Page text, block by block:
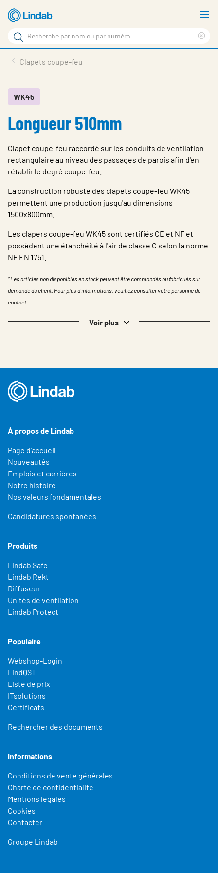
Aller
au
contenu
principal
Rechercher
Rechercher
sur
site
En vedette
À propos de Lindab
Downloads
Identification
Choisir la langue
Switzerland - French
Clapets coupe-feu
WK45
Longueur 510mm
Clapet coupe-feu raccordé sur les conduits de ventilation
rectangulaire au niveau des passages de parois afin d'en
rétablir le degré coupe-feu.
La construction robuste des clapets coupe-feu WK45
permettent une production jusqu'au dimensions
1500x800mm.
Les clapers coupe-feu WK45 sont certifiés CE et NF et
possèdent une étanchéité à l'air de classe C selon la norme
NF EN 1751.
*Les articles non disponibles en stock peuvent être commandés ou fabriqués sur
demande du client. Pour plus d'informations, veuillez consulter votre personne de
contact.
Voir plus
À propos de Lindab
Page d'accueil
Nouveautés
Emplois et carrières
Notre histoire
Nos valeurs fondamentales
Candidatures spontanées
Produits
Lindab Safe
Lindab Rekt
Diffuseur
Unités de ventilation
Lindab Protect
Populaire
Webshop-Login
LindQST
Liste de prix
ITsolutions
Certificats
Rechercher des documents
Informations
Conditions de vente générales
Charte de confidentialité
Mentions légales
Cookies
Contacter
Groupe Lindab